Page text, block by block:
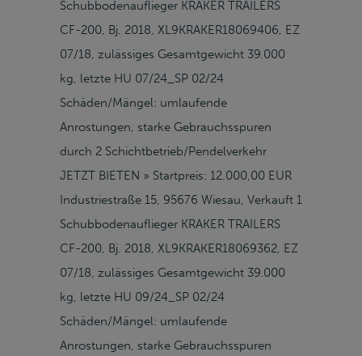
Schubbodenauflieger KRAKER TRAILERS
CF-200, Bj. 2018, XL9KRAKER18069406, EZ
07/18, zulässiges Gesamtgewicht 39.000
kg, letzte HU 07/24_SP 02/24
Schäden/Mängel: umlaufende
Anrostungen, starke Gebrauchsspuren
durch 2 Schichtbetrieb/Pendelverkehr
JETZT BIETEN » Startpreis: 12.000,00 EUR
Industriestraße 15, 95676 Wiesau, Verkauft 1
Schubbodenauflieger KRAKER TRAILERS
CF-200, Bj. 2018, XL9KRAKER18069362, EZ
07/18, zulässiges Gesamtgewicht 39.000
kg, letzte HU 09/24_SP 02/24
Schäden/Mängel: umlaufende
Anrostungen, starke Gebrauchsspuren